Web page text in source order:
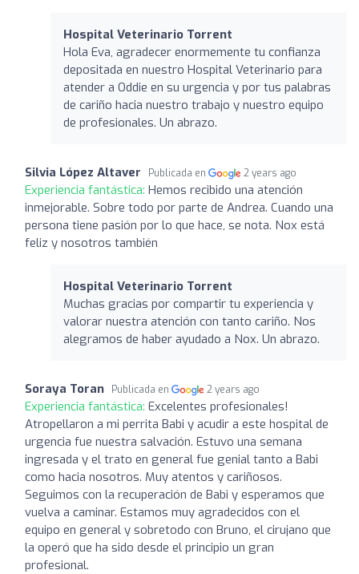
Hospital Veterinario Torrent
Hola Eva, agradecer enormemente tu confianza
depositada en nuestro Hospital Veterinario para
atender a Oddie en su urgencia y por tus palabras
de cariño hacia nuestro trabajo y nuestro equipo
de profesionales. Un abrazo.
Silvia López Altaver Publicada en 2 years ago
Experiencia fantástica: Hemos recibido una atención
inmejorable. Sobre todo por parte de Andrea. Cuando una
persona tiene pasión por lo que hace, se nota. Nox está
feliz y nosotros también
Hospital Veterinario Torrent
Muchas gracias por compartir tu experiencia y
valorar nuestra atención con tanto cariño. Nos
alegramos de haber ayudado a Nox. Un abrazo.
Soraya Toran Publicada en 2 years ago
Experiencia fantástica: Excelentes profesionales!
Atropellaron a mi perrita Babi y acudir a este hospital de
urgencia fue nuestra salvación. Estuvo una semana
ingresada y el trato en general fue genial tanto a Babi
como hacia nosotros. Muy atentos y cariñosos.
Seguimos con la recuperación de Babi y esperamos que
vuelva a caminar. Estamos muy agradecidos con el
equipo en general y sobretodo con Bruno, el cirujano que
la operó que ha sido desde el principio un gran
profesional.